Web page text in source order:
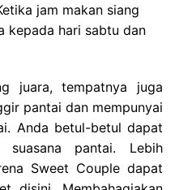
jam makan siang
kepada hari sabtu dan
juara, tempatnya juga
pantai dan mempunyai
Anda betul-betul dapat
suasana pantai. Lebih
Sweet Couple dapat